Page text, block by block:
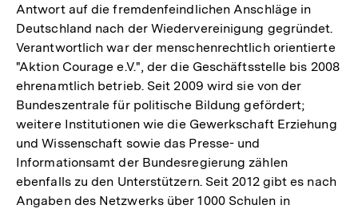
Antwort auf die fremdenfeindlichen Anschläge in
Deutschland nach der Wiedervereinigung gegründet.
Verantwortlich war der menschenrechtlich orientierte
"Aktion Courage e.V.", der die Geschäftsstelle bis 2008
ehrenamtlich betrieb. Seit 2009 wird sie von der
Bundeszentrale für politische Bildung gefördert;
weitere Institutionen wie die Gewerkschaft Erziehung
und Wissenschaft sowie das Presse- und
Informationsamt der Bundesregierung zählen
ebenfalls zu den Unterstützern. Seit 2012 gibt es nach
Angaben des Netzwerks über 1000 Schulen in